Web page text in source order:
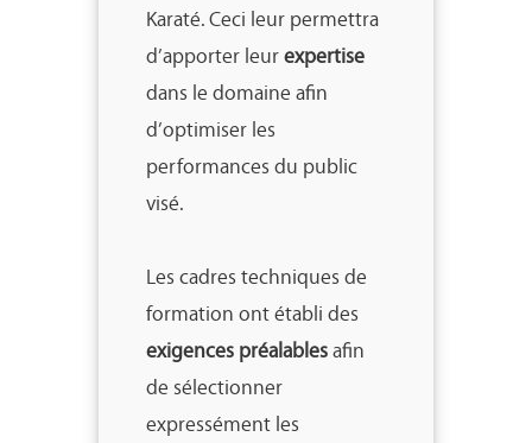
Karaté. Ceci leur permettra
d’apporter leurexpertise
dans le domaine afin
d’optimiser les
performances du public
visé.
Les cadres techniques de
formation ont établi des
exigences préalablesafin
de sélectionner
expressément les